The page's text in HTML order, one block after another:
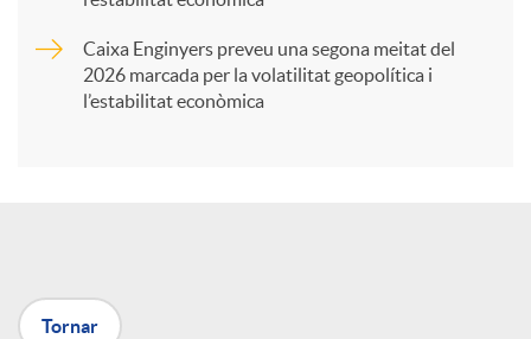
X
Caixa Enginyers preveu una segona meitat del
2026 marcada per la volatilitat geopolítica i
l’estabilitat econòmica
Tornar